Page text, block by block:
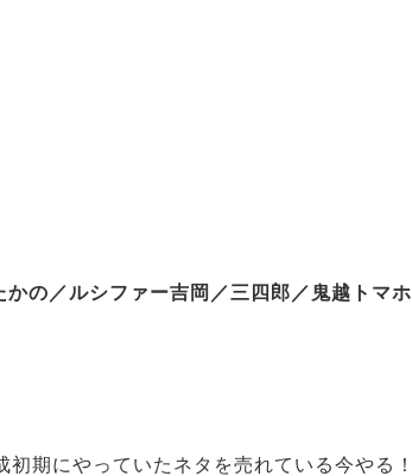
の／ルシファー吉岡／三四郎／鬼越トマホ
期にやっていたネタを売れている今やる！